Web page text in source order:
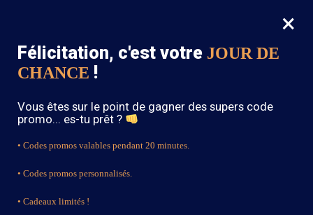
0
SOLDES : -15% sur toute la boutique avec le code « BOHEME15 »
×
Félicitation, c'est votre JOUR DE
CHANCE !
Vous êtes sur le point de gagner des supers code
promo... es-tu prêt ?
• Codes promos valables pendant 20 minutes.
• Codes promos personnalisés.
• Cadeaux limités !